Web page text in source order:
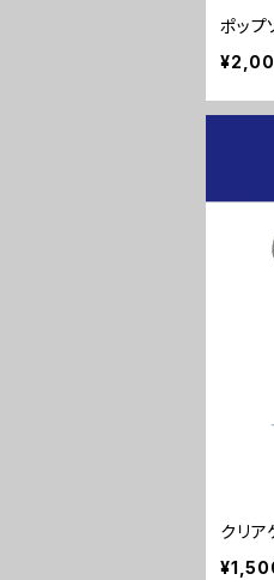
ポップ
クリア